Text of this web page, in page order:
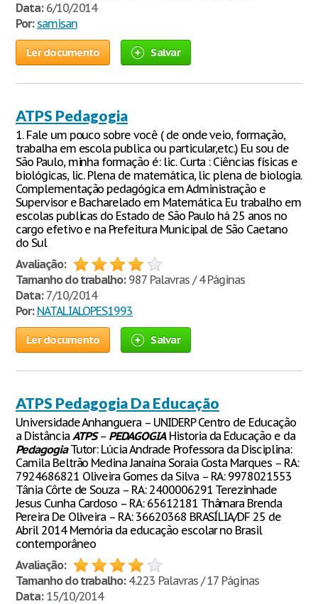
Data:6/10/2014
Por: samisan
Ler documento Salvar
ATPS Pedagogia
1. Fale um pouco sobre você ( de onde veio, formação,
trabalha em escola publica ou particular,etc.) Eu sou de
São Paulo, minha formação é: lic. Curta : Ciências físicas e
biológicas, lic. Plena de matemática, lic plena de biologia.
Complementação pedagógica em Administração e
Supervisor e Bacharelado em Matemática. Eu trabalho em
escolas publicas do Estado de São Paulo há 25 anos no
cargo efetivo e na Prefeitura Municipal de São Caetano
do Sul
Avaliação:
Tamanho do trabalho:987 Palavras / 4 Páginas
Data:7/10/2014
Por: NATALIALOPES1993
Ler documento Salvar
ATPS Pedagogia Da Educação
Universidade Anhanguera – UNIDERP Centro de Educação
a Distância ATPS– PEDAGOGIAHistoria da Educação e da
PedagogiaTutor: Lúcia Andrade Professora da Disciplina:
Camila Beltrão Medina Janaína Soraia Costa Marques – RA:
7924686821 Oliveira Gomes da Silva – RA: 9978021553
Tânia Côrte de Souza – RA: 2400006291 Terezinhade
Jesus Cunha Cardoso – RA: 65612181 Thâmara Brenda
Pereira De Oliveira – RA: 36620368 BRASÍLIA/DF 25 de
Abril 2014 Memória da educação escolar no Brasil
contemporâneo
Avaliação:
Tamanho do trabalho:4.223 Palavras / 17 Páginas
Data:15/10/2014